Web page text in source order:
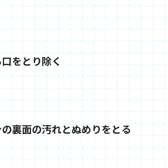
をとり除く
裏面の汚れとぬめりをとる